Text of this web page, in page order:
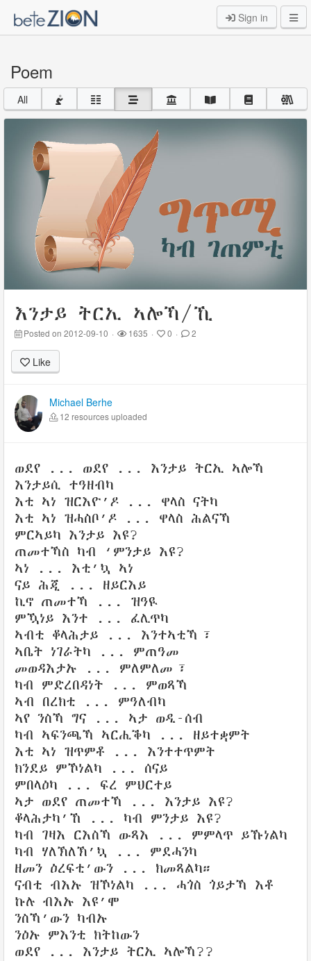
Sign in
Poem
All
እንታይ ትርኢ ኣሎኻ/ኺ
Posted on 2012-09-10 · 1635 · 0 · 2
Like
Michael Berhe
12 resources uploaded
ወደየ ... ወደየ ... እንታይ ትርኢ ኣሎኻ
እንታይሲ ተዓዘብካ
እቲ ኣነ ዝርእዮ’ዶ ... ዋላስ ናትካ
እቲ ኣነ ዝሓስቦ’ዶ ... ዋላስ ሕልናኻ
ምርኣይካ እንታይ እዩ?
ጠመተኻስ ካብ ‘ምንታይ እዩ?
ኣነ ... እቲ’ኳ ኣነ
ናይ ሕጂ ... ዘይርእይ
ኪኖ ጠመተኻ ... ዝዓዪ
ምዃነይ እንተ ... ፈሊጥካ
ኣብቲ ቆላሕታይ ... እንተኣቲኻ፣
ኣቤት ነገራትካ ... ምጠዓመ
መወዳእታኡ ... ምለምለመ፣
ካብ ምድረበዳነት ... ምወጻኻ
ኣብ በረክቲ ... ምዓለብካ
ኣየ ንስኻ ግና ... ኣታ ወዲ-ሰብ
ካብ ኣፍንጫኻ ኣርሒቕካ ... ዘይተቋምት
እቲ ኣነ ዝጥምቶ ... እንተተጥምት
ክንደይ ምኾነልካ ... ሰናይ
ምበላዕካ ... ፍረ ምህርተይ
ኣታ ወደየ ጠመተኻ ... እንታይ እዩ?
ቆላሕታካ’ኸ ... ካብ ምንታይ እዩ?
ካብ ገዛእ ርእስኻ ውጻእ ... ምምላጥ ይኹነልካ
ካብ ሃለኽለኽ’ኳ ... ምደሓንካ
ዘመን ዕረፍቲ’ውን ... ክመጻልካ።
ናብቲ ብእኡ ዝኾነልካ ... ሓጎስ ጎይታኻ እቶ
ኩሉ ብእኡ እዩ’ሞ
ንስኻ’ውን ካብኡ
ንዕኡ ምእንቲ ክትከውን
ወደየ ... እንታይ ትርኢ ኣሎኻ??